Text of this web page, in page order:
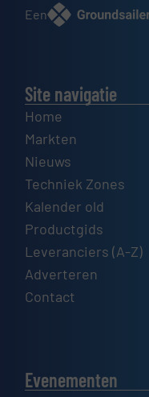
Een
Site navigatie
Home
Markten
Nieuws
Techniek Zones
Kalender old
Productgids
Leveranciers (A-Z)
Adverteren
Contact
Evenementen